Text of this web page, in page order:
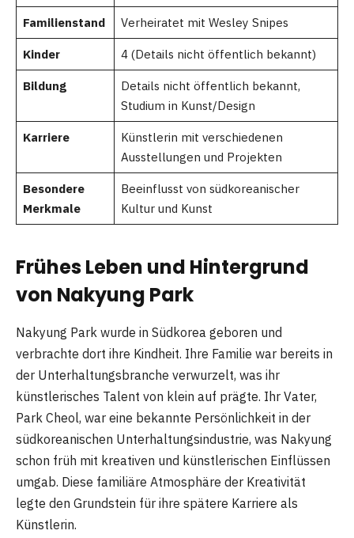
Familienstand Verheiratet mit Wesley Snipes
Kinder 4 (Details nicht öffentlich bekannt)
Bildung
Details nicht öffentlich bekannt,
Studium in Kunst/Design
Karriere
Künstlerin mit verschiedenen
Ausstellungen und Projekten
Besondere
Merkmale
Beeinflusst von südkoreanischer
Kultur und Kunst
Frühes Leben und Hintergrund
von Nakyung Park
Nakyung Park wurde in Südkorea geboren und
verbrachte dort ihre Kindheit. Ihre Familie war bereits in
der Unterhaltungsbranche verwurzelt, was ihr
künstlerisches Talent von klein auf prägte. Ihr Vater,
Park Cheol, war eine bekannte Persönlichkeit in der
südkoreanischen Unterhaltungsindustrie, was Nakyung
schon früh mit kreativen und künstlerischen Einflüssen
umgab. Diese familiäre Atmosphäre der Kreativität
legte den Grundstein für ihre spätere Karriere als
Künstlerin.